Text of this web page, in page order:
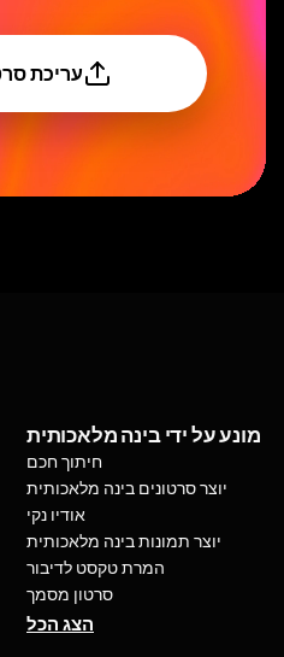
עריכת
מונע על ידי בינה מלאכותית
חיתוך חכם
יוצר סרטונים בינה מלאכותית
אודיו נקי
יוצר תמונות בינה מלאכותית
המרת טקסט לדיבור
סרטון מסמך
הצג הכל